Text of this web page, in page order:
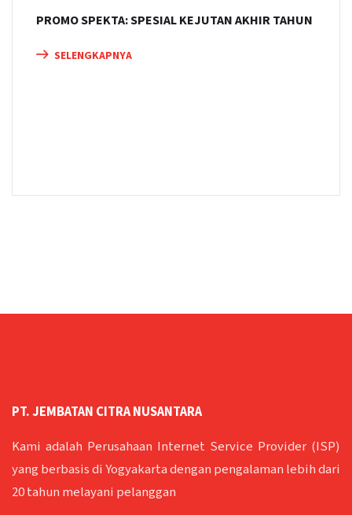
PROMO SPEKTA: SPESIAL KEJUTAN AKHIR TAHUN
SELENGKAPNYA
PT. JEMBATAN CITRA NUSANTARA
Kami adalah Perusahaan Internet Service Provider (ISP)
yang berbasis di Yogyakarta dengan pengalaman lebih dari
20 tahun melayani pelanggan